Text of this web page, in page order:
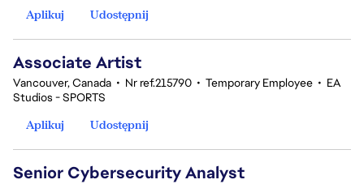
Aplikuj
Udostępnij
Associate Artist
Vancouver, Canada • Nr ref.215790 • Temporary Employee • EA
Studios - SPORTS
Aplikuj
Udostępnij
Senior Cybersecurity Analyst